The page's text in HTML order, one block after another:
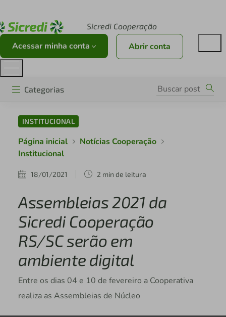
Sicredi Cooperação
Acessar minha conta Abrir conta
Categorias
INSTITUCIONAL
Página inicial
Notícias Cooperação
Institucional
18/01/2021 2 min de leitura
Assembleias 2021 da
Sicredi Cooperação
RS/SC serão em
ambiente digital
Entre os dias 04 e 10 de fevereiro a Cooperativa
realiza as Assembleias de Núcleo